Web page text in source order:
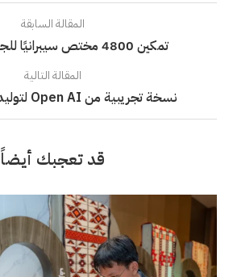
المقالة السابقة
تمكين 4800 مختص سيبرانيًا للجهات الوطنية
المقالة التالية
نسخة تجريبية من Open AI لتوليد صوت متقدم
قد تعجبك أيضاً